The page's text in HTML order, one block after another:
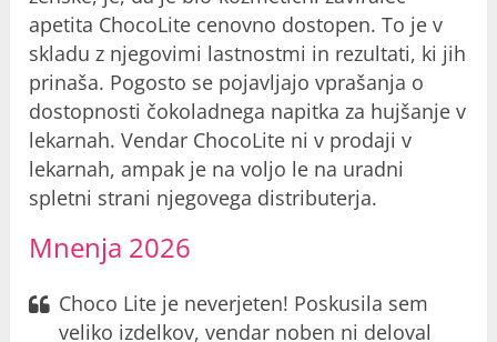
apetita ChocoLite cenovno dostopen. To je v
skladu z njegovimi lastnostmi in rezultati, ki jih
prinaša. Pogosto se pojavljajo vprašanja o
dostopnosti čokoladnega napitka za hujšanje v
lekarnah. Vendar ChocoLite ni v prodaji v
lekarnah, ampak je na voljo le na uradni
spletni strani njegovega distributerja.
Mnenja 2026
Choco Lite je neverjeten! Poskusila sem
veliko izdelkov, vendar noben ni deloval